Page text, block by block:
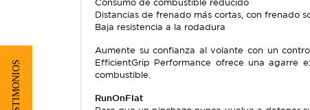
Consumo de combustible reducido
Distancias de frenado más cortas, con frenado
Baja resistencia a la rodadura
Aumente su confianza al volante con un
EfficientGrip Performance ofrece una agarre
combustible.
RunOnFlat